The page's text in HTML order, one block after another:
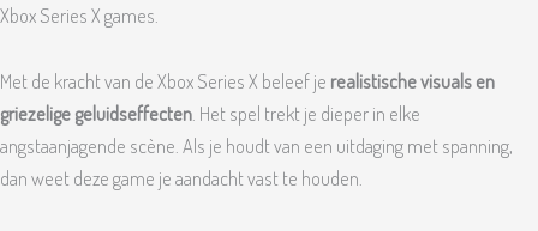
Xbox Series X games.
Met de kracht van de Xbox Series X beleef je realistische visuals en
griezelige geluidseffecten. Het spel trekt je dieper in elke
angstaanjagende scène. Als je houdt van een uitdaging met spanning,
dan weet deze game je aandacht vast te houden.